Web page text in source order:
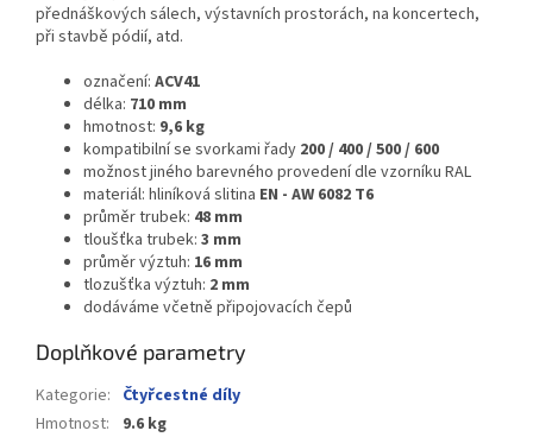
přednáškových sálech, výstavních prostorách, na koncertech,
při stavbě pódií, atd.
označení: ACV41
délka: 710 mm
hmotnost: 9,6 kg
kompatibilní se svorkami řady 200 / 400 / 500 / 600
možnost jiného barevného provedení dle vzorníku RAL
materiál: hliníková slitina EN - AW 6082 T6
průměr trubek: 48 mm
tloušťka trubek: 3 mm
průměr výztuh: 16 mm
tlozušťka výztuh: 2 mm
dodáváme včetně připojovacích čepů
Doplňkové parametry
Kategorie: Čtyřcestné díly
Hmotnost: 9.6 kg